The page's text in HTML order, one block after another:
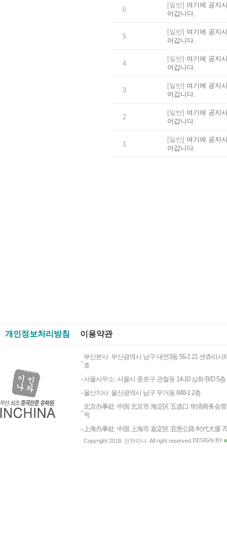
6
[일반] 여기에 공지
어갑니다.
5
[일반] 여기에 공지
어갑니다.
4
[일반] 여기에 공지
어갑니다.
3
[일반] 여기에 공지
어갑니다.
2
[일반] 여기에 공지
어갑니다.
1
[일반] 여기에 공지
어갑니다.
개인정보처리방침 이용약관
부산본사: 부산광역시 남구 대연3동 55-1 21 센츄리시
호
서울사무소: 서울시 종로구 관철동 14-10 삼화 B/D 5층
울산지사: 울산광역시 남구 무거동 848-1 2층
北京办事处: 中国 北京市 海淀区 五道口 华清商务会管
号
上海办事处: 中国 上海市 嘉定区 宜悬公路 时代大厦
Copyright 2018. 인차이나. All right reserved. DESIGN BY